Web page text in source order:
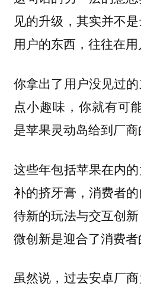
见的升级，其实并不
用户的东西，往往在用
你拿出了用户没见过
点小趣味，你就有可
是苹果灵动岛给到厂商
这些年包括苹果在内的
补的挤牙膏，消费者
待新的玩法与交互创新
微创新是迎合了消费
虽然说，过去安卓厂